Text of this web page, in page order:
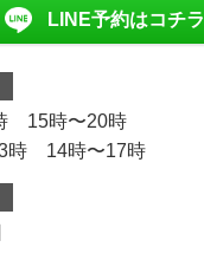
LINE予約はコチラ
15時〜20時
時 14時〜17時